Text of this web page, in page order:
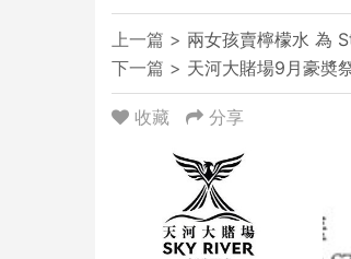
上一篇 > 兩女孩賣檸檬水 為
下一篇 > 天河大賭場9月豪
收藏 分享